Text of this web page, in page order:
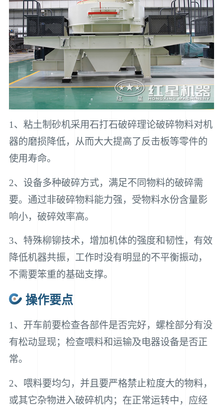
1、粘土制砂机采用石打石破碎理论破碎物料对机
器的磨损降低，从而大大提高了反击板等零件的
使用寿命。
2、设备多种破碎方式，满足不同物料的破碎需
要。通过非破碎物料能力强，受物料水份含量影
响小，破碎效率高。
3、特殊柳铆技术，增加机体的强度和韧性，有效
降低机器共振，工作时没有明显的不平衡振动，
不需要笨重的基础支撑。
操作要点
1、开车前要检查各部件是否完好，螺栓部分有没
有松动显现；检查喂料和运输及电器设备是否正
常。
2、喂料要均匀，并且要严格禁止粒度大的物料，
或其它杂物进入破碎机内；在正常运转中，应经